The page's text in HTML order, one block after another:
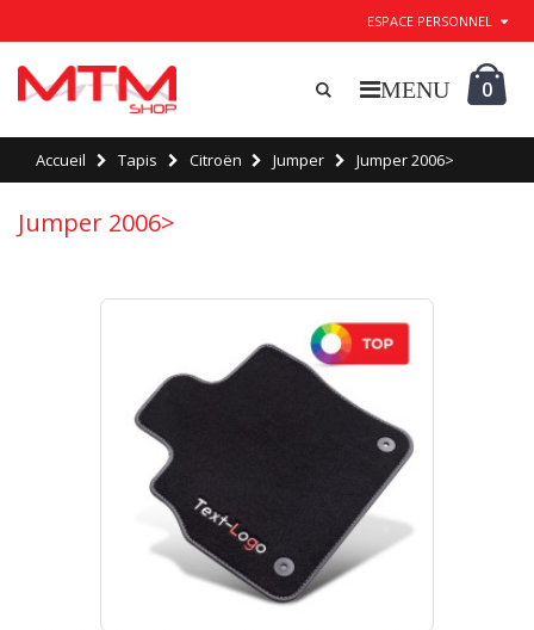
ESPACE PERSONNEL
0
Accueil Tapis Citroën Jumper Jumper 2006>
Jumper 2006>